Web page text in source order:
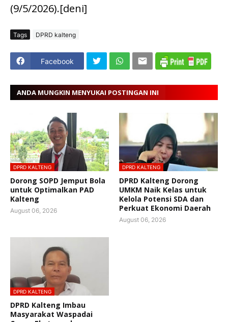
(9/5/2026).[deni]
Tags DPRD kalteng
Facebook
ANDA MUNGKIN MENYUKAI POSTINGAN INI
DPRD KALTENG
Dorong SOPD Jemput Bola
untuk Optimalkan PAD
Kalteng
August 06, 2026
DPRD KALTENG
DPRD Kalteng Dorong
UMKM Naik Kelas untuk
Kelola Potensi SDA dan
Perkuat Ekonomi Daerah
August 06, 2026
DPRD KALTENG
DPRD Kalteng Imbau
Masyarakat Waspadai